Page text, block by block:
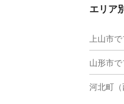
エリア
上山市
山形市
河北町